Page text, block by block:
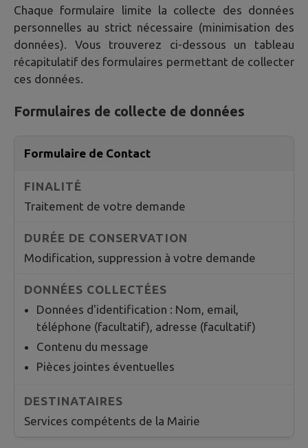
Chaque formulaire limite la collecte des données
personnelles au strict nécessaire (minimisation des
données). Vous trouverez ci-dessous un tableau
récapitulatif des formulaires permettant de collecter
ces données.
Formulaires de collecte de données
Formulaire de Contact
Traitement de votre demande
Modification, suppression à votre demande
Données d'identification : Nom, email,
téléphone (facultatif), adresse (facultatif)
Contenu du message
Pièces jointes éventuelles
Services compétents de la Mairie